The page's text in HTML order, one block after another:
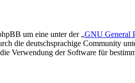
um eine unter der „GNU General
die deutschsprachige Community
Verwendung der Software für